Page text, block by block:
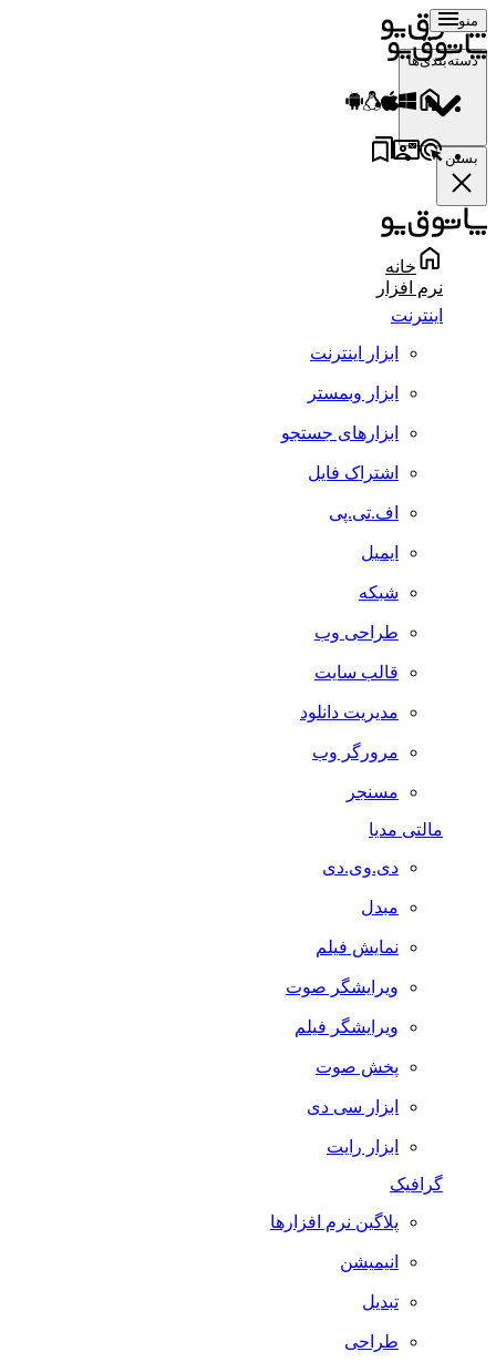
منو
دسته‌بندی‌ها
بستن
خانه
نرم افزار
اینترنت
ابزار اینترنت
ابزار وبمستر
ابزارهای جستجو
اشتراک فایل
اف.تی.پی
ایمیل
شبکه
طراحی وب
قالب سایت
مدیریت دانلود
مرورگر وب
مسنجر
مالتی مدیا
دی.وی.دی
مبدل
نمایش فیلم
ویرایشگر صوت
ویرایشگر فیلم
پخش صوت
ابزار سی دی
ابزار رایت
گرافیک
پلاگین نرم افزارها
انیمیشن
تبدیل
طراحی